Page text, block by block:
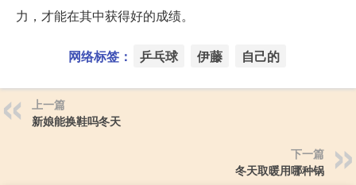
力，才能在其中获得好的成绩。
网络标签： 乒乓球 伊藤 自己的
上一篇
新娘能换鞋吗冬天
下一篇
冬天取暖用哪种锅